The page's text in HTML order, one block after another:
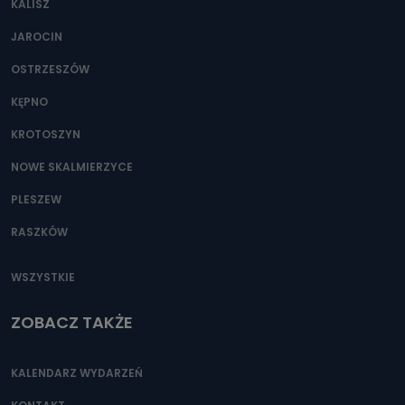
Można to zrobić pod numerem telefonu 62 735-51-05 lub
KALISZ
JAROCIN
OSTRZESZÓW
KĘPNO
KROTOSZYN
NOWE SKALMIERZYCE
PLESZEW
RASZKÓW
WSZYSTKIE
ZOBACZ TAKŻE
KALENDARZ WYDARZEŃ